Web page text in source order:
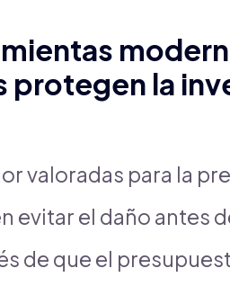
protegen la
valoradas para la
evitar el daño antes
de que el